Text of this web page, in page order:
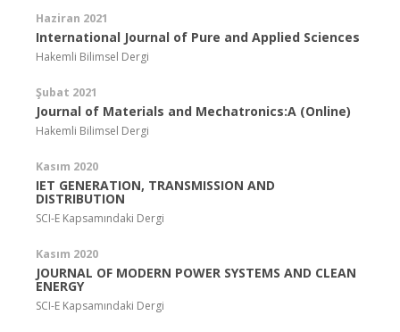
Haziran 2021
International Journal of Pure and Applied Sciences
Hakemli Bilimsel Dergi
Şubat 2021
Journal of Materials and Mechatronics:A (Online)
Hakemli Bilimsel Dergi
Kasım 2020
IET GENERATION, TRANSMISSION AND
DISTRIBUTION
SCI-E Kapsamındaki Dergi
Kasım 2020
JOURNAL OF MODERN POWER SYSTEMS AND CLEAN
ENERGY
SCI-E Kapsamındaki Dergi